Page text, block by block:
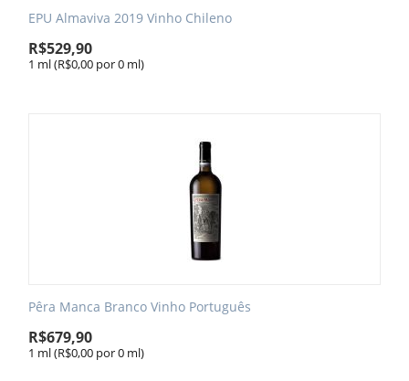
EPU Almaviva 2019 Vinho Chileno
R$529,90
1 ml (R$0,00 por 0 ml)
Pêra Manca Branco Vinho Português
R$679,90
1 ml (R$0,00 por 0 ml)